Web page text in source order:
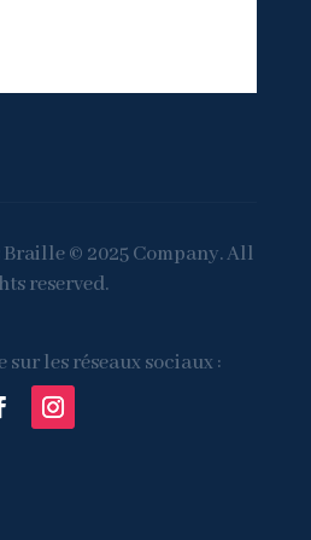
© 2025 Company. All
reserved.
sur les réseaux sociaux :